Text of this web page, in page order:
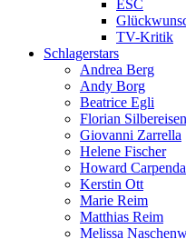
ESC
TV-Kritik
Schlagerstars
Andrea Berg
Andy Borg
Beatrice Egli
Florian Silbereisen
Giovanni Zarrella
Helene Fischer
Howard
Kerstin Ott
Marie Reim
Matthias Reim
Melissa